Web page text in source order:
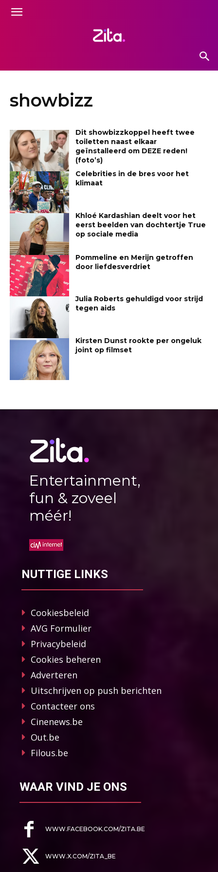
showbizz
Dit showbizzkoppel heeft twee
toiletten naast elkaar
geïnstalleerd om DEZE reden!
(foto’s)
Celebrities in de bres voor het
klimaat
Khloé Kardashian deelt voor het
eerst beelden van dochtertje True
op sociale media
Pommeline en Merijn getroffen
door liefdesverdriet
Julia Roberts gehuldigd voor strijd
tegen aids
Kirsten Dunst rookte per ongeluk
joint op filmset
Entertainment,
fun & zoveel
méér!
NUTTIGE LINKS
Cookiesbeleid
AVG Formulier
Privacybeleid
Cookies beheren
Adverteren
Uitschrijven op push berichten
Contacteer ons
Cinenews.be
Out.be
Filous.be
WAAR VIND JE ONS
WWW.FACEBOOK.COM/ZITA.BE
WWW.X.COM/ZITA_BE